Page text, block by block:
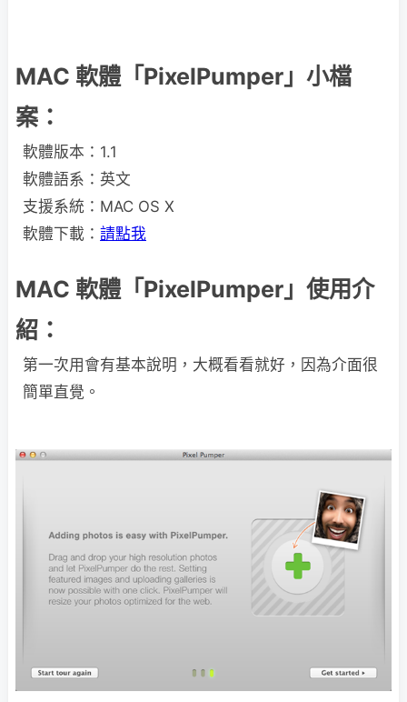
MAC 軟體「PixelPumper」小檔
案：
軟體版本：1.1
軟體語系：英文
支援系統：MAC OS X
軟體下載： 請點我
MAC 軟體 「 PixelPumper」使用介
紹：
第一次用會有基本說明，大概看看就好，因為介面很
簡單直覺。